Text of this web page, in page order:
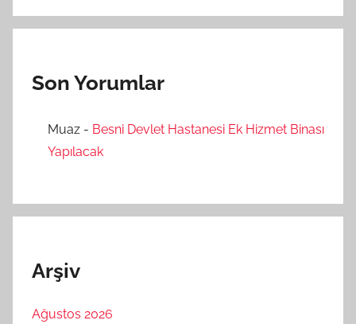
Son Yorumlar
Muaz - Besni Devlet Hastanesi Ek Hizmet Binası
Yapılacak
Arşiv
Ağustos 2026